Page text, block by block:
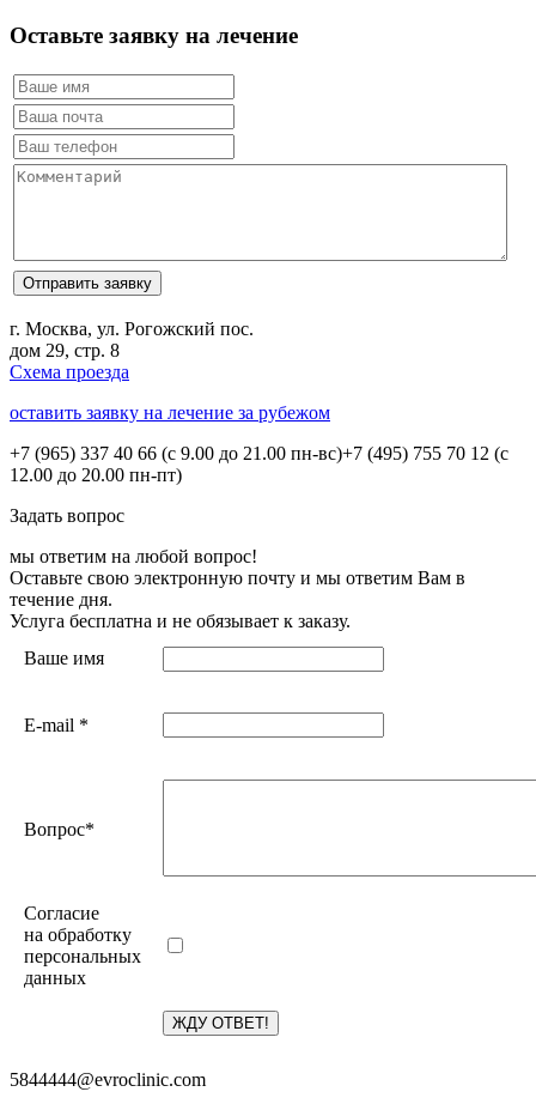
Оставьте заявку на лечение
г. Москва, ул. Рогожский пос.
дом 29, стр. 8
Схема проезда
оставить заявку на лечение за рубежом
+7 (965) 337 40 66 (с 9.00 до 21.00 пн-вс)+7 (495) 755 70 12 (с
12.00 до 20.00 пн-пт)
Задать вопрос
мы ответим на любой вопрос!
Оставьте свою электронную почту и мы ответим Вам в
течение дня.
Услуга бесплатна и не обязывает к заказу.
Ваше имя
E-mail *
Вопрос*
Согласие
на обработку
персональных
данных
5844444@evroclinic.com